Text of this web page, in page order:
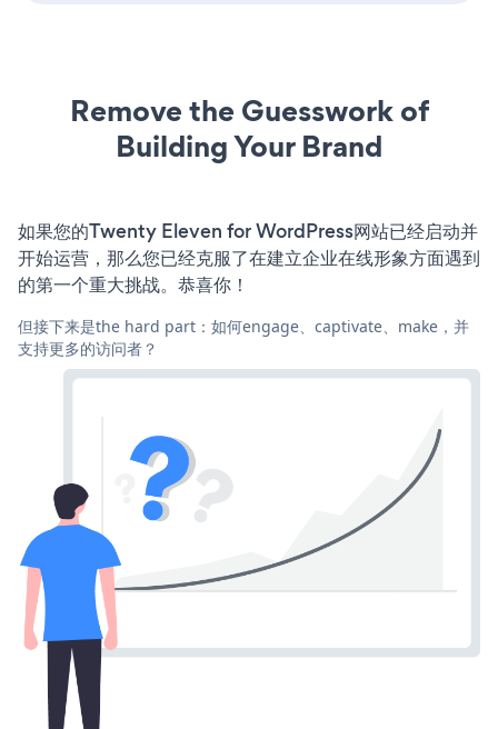
Remove the Guesswork of
Building Your Brand
如果您的Twenty Eleven for WordPress网站已经启动并
开始运营，那么您已经克服了在建立企业在线形象方面遇到
的第一个重大挑战。恭喜你！
但接下来是the hard part：如何engage、captivate、make，并
支持更多的访问者？